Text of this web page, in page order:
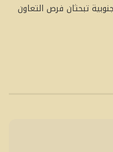
تبحثان فرص التعاون